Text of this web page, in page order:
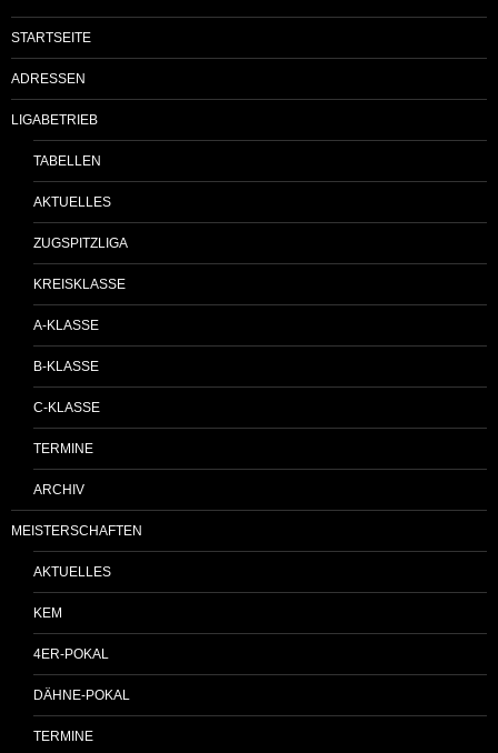
STARTSEITE
ADRESSEN
LIGABETRIEB
TABELLEN
AKTUELLES
ZUGSPITZLIGA
KREISKLASSE
A-KLASSE
B-KLASSE
C-KLASSE
TERMINE
ARCHIV
MEISTERSCHAFTEN
AKTUELLES
KEM
4ER-POKAL
DÄHNE-POKAL
TERMINE